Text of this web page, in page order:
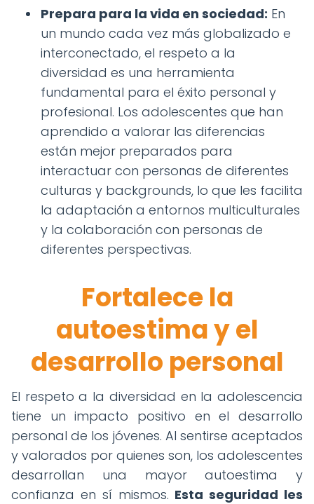
Prepara para la vida en sociedad: En
un mundo cada vez más globalizado e
interconectado, el respeto a la
diversidad es una herramienta
fundamental para el éxito personal y
profesional. Los adolescentes que han
aprendido a valorar las diferencias
están mejor preparados para
interactuar con personas de diferentes
culturas y backgrounds, lo que les facilita
la adaptación a entornos multiculturales
y la colaboración con personas de
diferentes perspectivas.
Fortalece la
autoestima y el
desarrollo personal
El respeto a la diversidad en la adolescencia
tiene un impacto positivo en el desarrollo
personal de los jóvenes. Al sentirse aceptados
y valorados por quienes son, los adolescentes
desarrollan una mayor autoestima y
confianza en sí mismos. Esta seguridad les